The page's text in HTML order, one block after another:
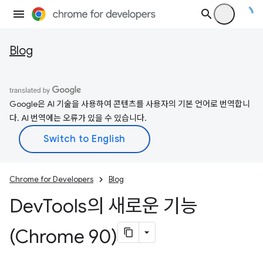
Blog
Google은 AI 기술을 사용하여 콘텐츠를 사용자의 기본 언어로 번역합니
다. AI 번역에는 오류가 있을 수 있습니다.
Chrome for Developers Blog
DevTools의 새로운 기능
(Chrome 90)